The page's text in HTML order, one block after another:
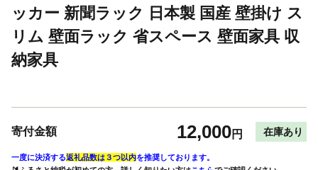
ッカー 新聞ラック 日本製 国産 壁掛け ス
リム 壁面ラック 省スペース 壁面家具 収
納家具
寄付金額 12,000円 在庫あり
一度に決済する返礼品数は３つ以内を推奨しております。